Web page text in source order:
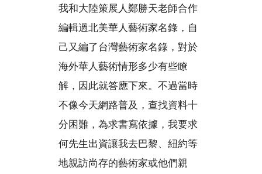
我和大陸策展人鄭勝天老師合作
編輯過北美華人藝術家名錄，自
己又編了台灣藝術家名錄，對於
海外華人藝術情形多少有些瞭
解，因此就答應下來。不過當時
不像今天網路普及，查找資料十
分困難，為求書寫依據，我要求
何先生出資讓我去巴黎、紐約等
地親訪尚存的藝術家或他們親